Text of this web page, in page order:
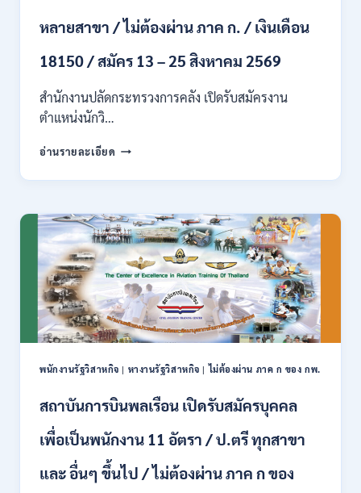
และ
ทุก
/
ผ่าน
สมัคร
ได้
/
เงิน
เดือน
สูงสุด
23,600
/
ONLINE
13
ส.ค.
หลายสาขา / ไม่ต้องผ่าน ภาค ก. / เงินเดือน
18150 / สมัคร 13 – 25 สิงหาคม 2569
สำนักงานปลัดกระทรวงการคลัง เปิดรับสมัครงาน
ตำแหน่งนักวิ…
อ่านรายละเอียด กระทรวง
คลัง
รับ
สมัคร
งาน
ป.ตรี
หลาย
สาขา
/
ไม่
ต้อง
ภาค
/
เดือน
/
พนักงานรัฐวิสาหกิจ | หางานรัฐวิสาหกิจ |ไม่ต้องผ่าน ภาค ก ของ กพ.
สถาบันการบินพลเรือน เปิดรับสมัครบุคคล
เพื่อเป็นพนักงาน 11 อัตรา / ป.ตรี ทุกสาขา
และ อื่นๆ ขึ้นไป / ไม่ต้องผ่าน ภาค ก ของ